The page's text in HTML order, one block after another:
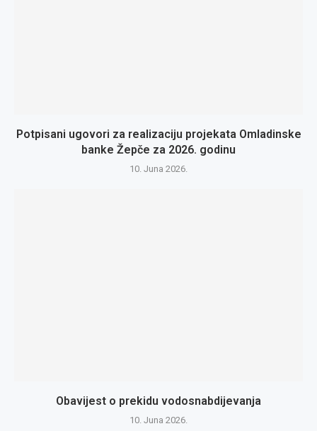
Potpisani ugovori za realizaciju projekata Omladinske
banke Žepče za 2026. godinu
10. Juna 2026.
Obavijest o prekidu vodosnabdijevanja
10. Juna 2026.